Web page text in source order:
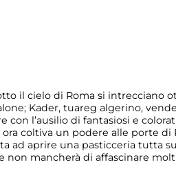
il cielo di Roma si intrecciano
Kader, tuareg algerino,
l’ausilio di fantasiosi e
coltiva un podere alle porte di
ad aprire una pasticceria tutta
non mancherà di affascinare